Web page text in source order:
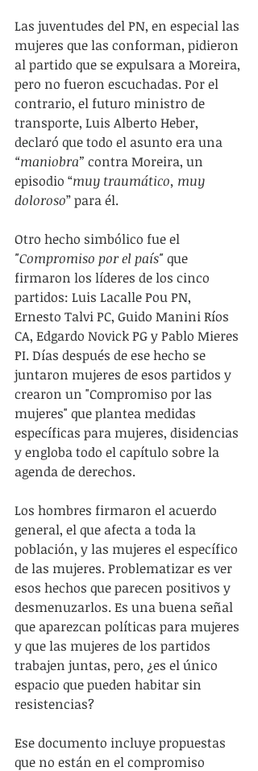
Las juventudes del PN, en especial las
mujeres que las conforman, pidieron
al partido que se expulsara a Moreira,
pero no fueron escuchadas. Por el
contrario, el futuro ministro de
transporte, Luis Alberto Heber,
declaró que todo el asunto era una
“maniobra” contra Moreira, un
episodio “muy traumático, muy
doloroso” para él.
Otro hecho simbólico fue el
"Compromiso por el país" que
firmaron los líderes de los cinco
partidos: Luis Lacalle Pou PN,
Ernesto Talvi PC, Guido Manini Ríos
CA, Edgardo Novick PG y Pablo Mieres
PI. Días después de ese hecho se
juntaron mujeres de esos partidos y
crearon un "Compromiso por las
mujeres" que plantea medidas
específicas para mujeres, disidencias
y engloba todo el capítulo sobre la
agenda de derechos.
Los hombres firmaron el acuerdo
general, el que afecta a toda la
población, y las mujeres el específico
de las mujeres. Problematizar es ver
esos hechos que parecen positivos y
desmenuzarlos. Es una buena señal
que aparezcan políticas para mujeres
y que las mujeres de los partidos
trabajen juntas, pero, ¿es el único
espacio que pueden habitar sin
resistencias?
Ese documento incluye propuestas
que no están en el compromiso